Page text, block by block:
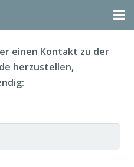
einen Kontakt zu der
herzustellen,